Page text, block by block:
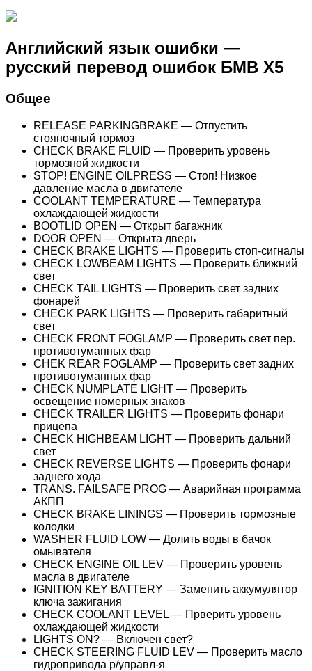
Английский язык ошибки —
русский перевод ошибок БМВ Х5
Общее
RELEASE PARKINGBRAKE — Отпустить
стояночный тормоз
CHECK BRAKE FLUID — Проверить уровень
тормозной жидкости
STOP! ENGINE OILPRESS — Стоп! Низкое
давление масла в двигателе
COOLANT TEMPERATURE — Температура
охлаждающей жидкости
BOOTLID OPEN — Открыт багажник
DOOR OPEN — Открыта дверь
CHECK BRAKE LIGHTS — Проверить стоп-сигналы
CHECK LOWBEAM LIGHTS — Проверить ближний
свет
CHECK TAIL LIGHTS — Проверить свет задних
фонарей
CHECK PARK LIGHTS — Проверить габаритный
свет
CHECK FRONT FOGLAMP — Проверить свет пер.
противотуманных фар
CHEK REAR FOGLAMP — Проверить свет задних
противотуманных фар
CHECK NUMPLATE LIGHT — Проверить
освещение номерных знаков
CHECK TRAILER LIGHTS — Проверить фонари
прицепа
CHECK HIGHBEAM LIGHT — Проверить дальний
свет
CHECK REVERSE LIGHTS — Проверить фонари
заднего хода
TRANS. FAILSAFE PROG — Аварийная программа
АКПП
CHECK BRAKE LININGS — Проверить тормозные
колодки
WASHER FLUID LOW — Долить воды в бачок
омывателя
CHECK ENGINE OIL LEV — Проверить уровень
масла в двигателе
IGNITION KEY BATTERY — Заменить аккумулятор
ключа зажигания
CHECK COOLANT LEVEL — Прверить уровень
охлаждающей жидкости
LIGHTS ON? — Включен свет?
CHECK STEERING FLUID LEV — Проверить масло
гидропривода р/управл-я